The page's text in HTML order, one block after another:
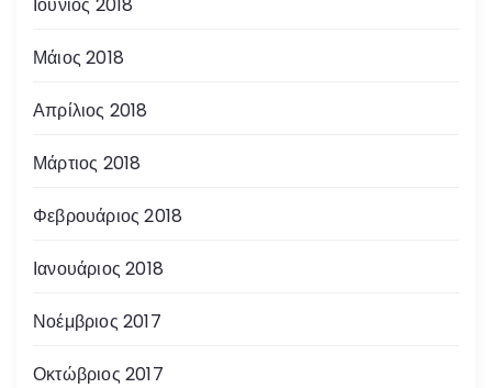
Μάιος 2018
Απρίλιος 2018
Μάρτιος 2018
Φεβρουάριος 2018
Ιανουάριος 2018
Νοέμβριος 2017
Οκτώβριος 2017